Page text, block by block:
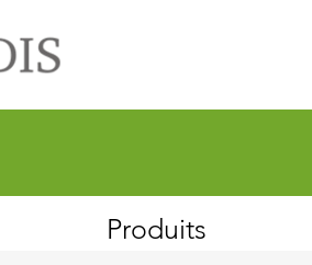
Produits